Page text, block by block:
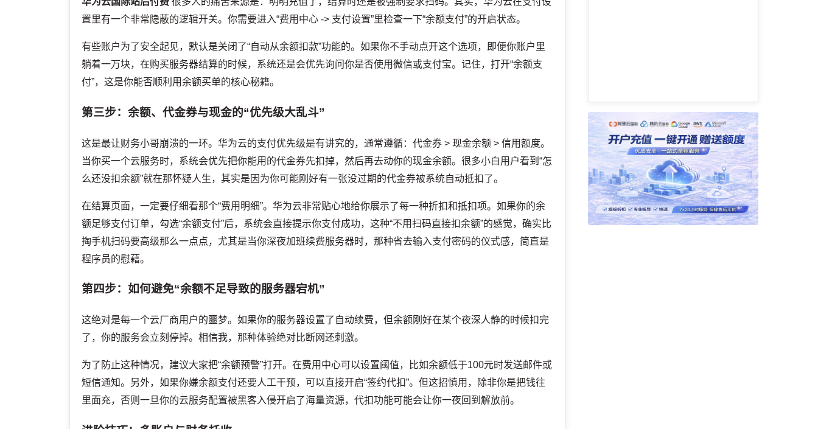
置里有一个非常隐蔽的逻辑开关。你需要进入“费用中心 -> 支付设置”里检查一下“余额支付”的开启状态。
有些账户为了安全起见，默认是关闭了“自动从余额扣款”功能的。如果你不手动点开这个选项，即便你账户里
躺着一万块，在购买服务器结算的时候，系统还是会优先询问你是否使用微信或支付宝。记住，打开“余额支
付”，这是你能否顺利用余额买单的核心秘籍。
第三步：余额、代金券与现金的“优先级大乱斗”
这是最让财务小哥崩溃的一环。华为云的支付优先级是有讲究的，通常遵循：代金券 > 现金余额 > 信用额度。
当你买一个云服务时，系统会优先把你能用的代金券先扣掉，然后再去动你的现金余额。很多小白用户看到“怎
么还没扣余额”就在那怀疑人生，其实是因为你可能刚好有一张没过期的代金券被系统自动抵扣了。
在结算页面，一定要仔细看那个“费用明细”。华为云非常贴心地给你展示了每一种折扣和抵扣项。如果你的余
额足够支付订单，勾选“余额支付”后，系统会直接提示你支付成功，这种“不用扫码直接扣余额”的感觉，确实比
掏手机扫码要高级那么一点点，尤其是当你深夜加班续费服务器时，那种省去输入支付密码的仪式感，简直是
程序员的慰藉。
第四步：如何避免“余额不足导致的服务器宕机”
这绝对是每一个云厂商用户的噩梦。如果你的服务器设置了自动续费，但余额刚好在某个夜深人静的时候扣完
了，你的服务会立刻停掉。相信我，那种体验绝对比断网还刺激。
为了防止这种情况，建议大家把“余额预警”打开。在费用中心可以设置阈值，比如余额低于100元时发送邮件或
短信通知。另外，如果你嫌余额支付还要人工干预，可以直接开启“签约代扣”。但这招慎用，除非你是把钱往
里面充，否则一旦你的云服务配置被黑客入侵开启了海量资源，代扣功能可能会让你一夜回到解放前。